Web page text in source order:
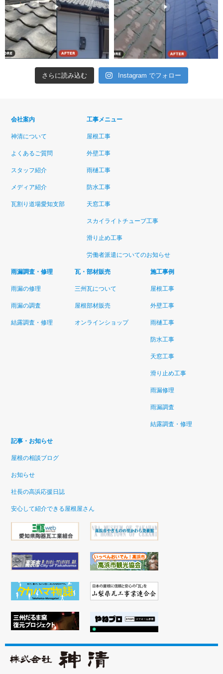
さらに読み込む Instagram でフォロー
会社案内
神清について
よくあるご質問
スタッフ紹介
メディア紹介
瓦割り道場愛知支部
工事メニュー
屋根工事
外壁工事
雨樋工事
防水工事
天窓工事
スカイライトチューブ工事
滑り止め工事
労働者派遣についてのお知らせ
雨漏調査・修理
雨漏の修理
雨漏の調査
結露調査・修理
瓦・部材販売
三州瓦について
屋根部材販売
オンラインショップ
施工事例
屋根工事
外壁工事
雨樋工事
防水工事
天窓工事
滑り止め工事
雨漏修理
雨漏調査
結露調査・修理
記事・お知らせ
屋根の相談ブログ
お知らせ
社長の高浜応援日誌
安心して紹介できる屋根屋さん